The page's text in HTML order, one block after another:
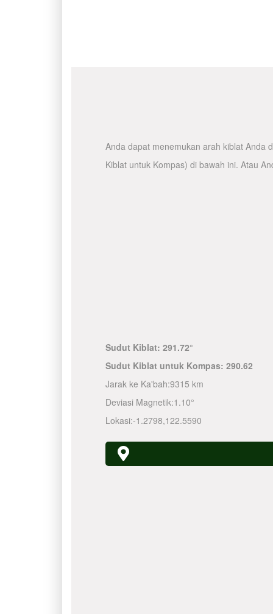
Anda dapat menemukan arah kiblat Anda
Kiblat untuk Kompas) di bawah ini. Atau
Sudut Kiblat: 291.72°
Sudut Kiblat untuk Kompas: 290.62
Jarak ke Ka'bah:9315 km
Deviasi Magnetik:1.10°
Lokasi:-1.2798,122.5590